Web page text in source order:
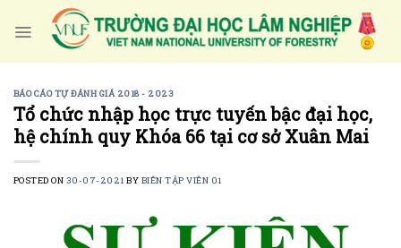
BÁO CÁO TỰ ĐÁNH GIÁ 2018 - 2023
Tổ chức nhập học trực tuyến bậc đại học,
hệ chính quy Khóa 66 tại cơ sở Xuân Mai
POSTED ON 30-07-2021 BY BIÊN TẬP VIÊN 01